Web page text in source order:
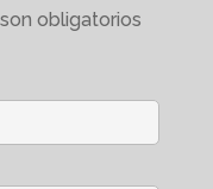
obligatorios